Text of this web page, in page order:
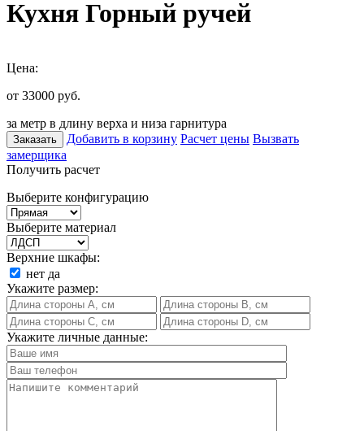
Кухня Горный ручей
Цена:
от 33000 руб.
за метр в длину верха и низа гарнитура
Заказать Добавить в корзину Расчет цены Вызвать
замерщика
Получить расчет
Выберите конфигурацию
Выберите материал
Верхние шкафы:
нет да
Укажите размер:
Укажите личные данные: